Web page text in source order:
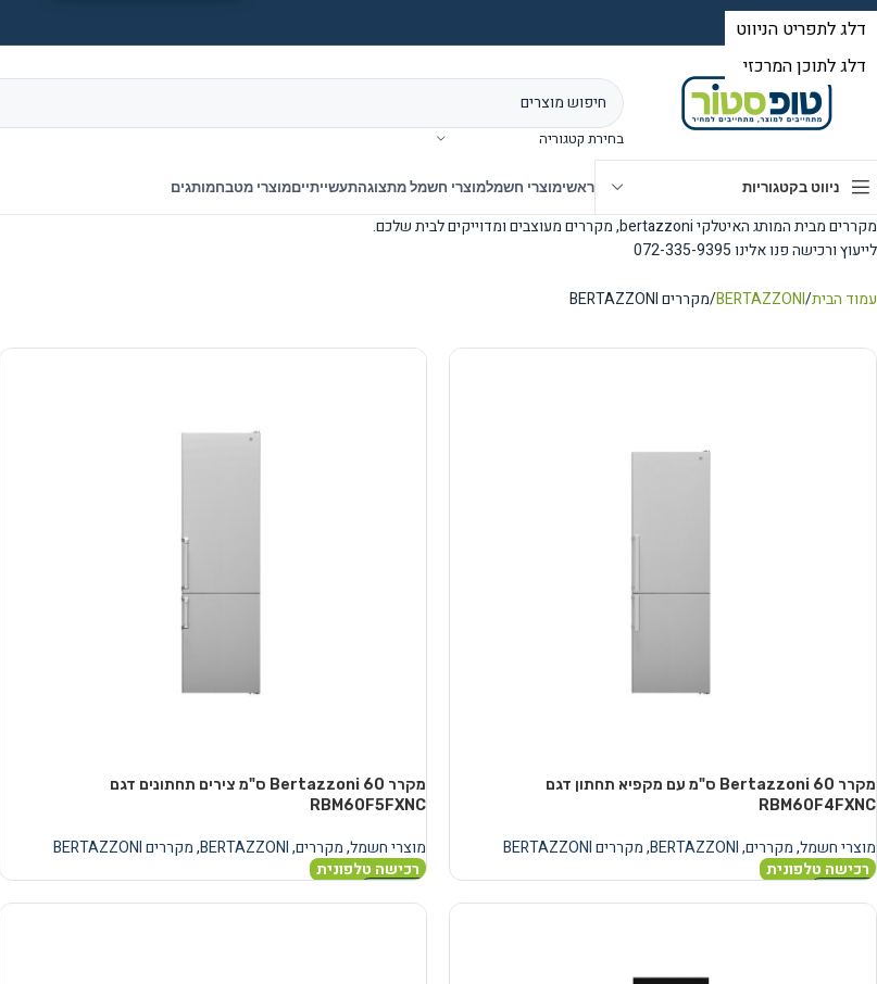
בחירת קטגוריה
ניווט בקטגוריות ראשימוצרי חשמלמוצרי חשמל מתצוגהתעשייתייםמוצרי מטבחמותגים
מקררים מבית המותג האיטלקי bertazzoni, מקררים מעוצבים ומדוייקים לבית שלכם.
לייעוץ ורכישה פנו אלינו 072-335-9395
עמוד הבית BERTAZZONI מקררים BERTAZZONI
מקרר Bertazzoni 60 ס"מ עם מקפיא תחתון דגם
RBM60F4FXNC
מוצרי חשמל,מקררים,
BERTAZZONI
,מקררים BERTAZZONI
רכישה טלפונית
מקרר Bertazzoni 60 ס"מ צירים תחתונים דגם
RBM60F5FXNC
מוצרי חשמל,מקררים,
BERTAZZONI
,מקררים BERTAZZONI
רכישה טלפונית